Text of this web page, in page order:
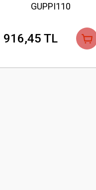
GUPPI110
916,45 TL